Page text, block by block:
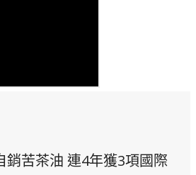
銷苦茶油 連4年獲3項國際